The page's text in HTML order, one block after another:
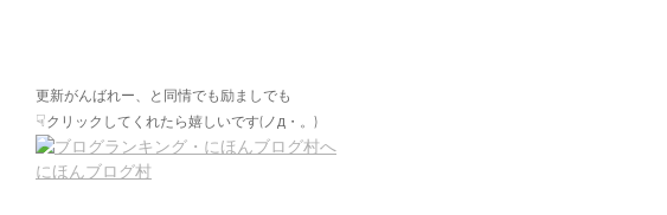
更新がんばれー、と同情でも励ましでも
☟クリックしてくれたら嬉しいです(ノд・。)
にほんブログ村